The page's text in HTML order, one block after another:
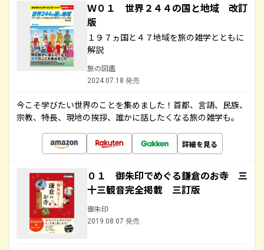
Ｗ０１ 世界２４４の国と地域 改訂
版
１９７ヵ国と４７地域を旅の雑学とともに
解説
旅の図鑑
2024.07.18 発売
今こそ学びたい世界のことを集めました！首都、言語、民族、
宗教、特長、現地の挨拶、誰かに話したくなる旅の雑学も。
詳細を見る
０１ 御朱印でめぐる鎌倉のお寺 三
十三観音完全掲載 三訂版
御朱印
2019.08.07 発売